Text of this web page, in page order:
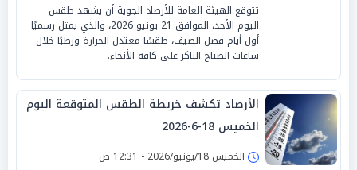
تتوقع الهيئة العامة للأرصاد الجوية أن يشهد طقس
اليوم الأحد، الموافق 21 يونيو 2026، والذي يمثل رسميًا
أول أيام فصل الصيف، طقسًا معتدل الحرارة ورطبًا خلال
ساعات الصباح الباكر على كافة الأنحاء.
الأرصاد تكشف خريطة الطقس المتوقعة اليوم
الخميس 18-6-2026
الخميس 18/يونيو/2026 - 12:31 ص